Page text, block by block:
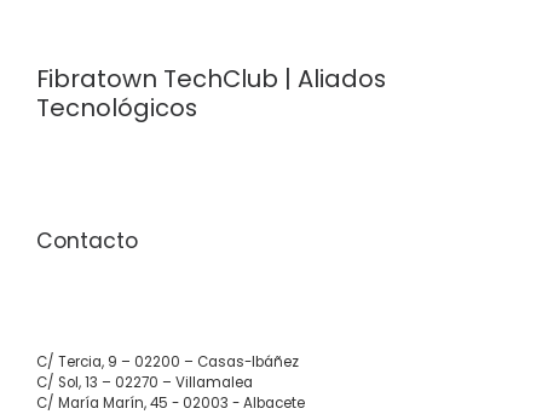
Fibratown TechClub | Aliados
Tecnológicos
Contacto
C/ Tercia, 9 – 02200 – Casas-Ibáñez
C/ Sol, 13 – 02270 – Villamalea
C/ María Marín, 45 - 02003 - Albacete